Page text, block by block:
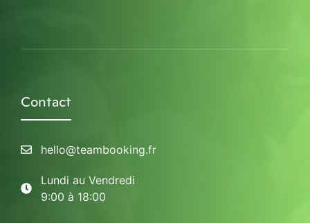
Contact
hello@teambooking.fr
Lundi au Vendredi
9:00 à 18:00